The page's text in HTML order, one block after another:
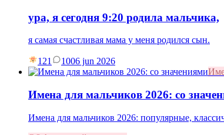
ура, я сегодня 9:20 родила мальчика,
я самая счастливая мама у меня родился сын.
121 1006 jun 2026
Имена для мальчиков 2026: со
Имена для мальчиков 2026: популярные,